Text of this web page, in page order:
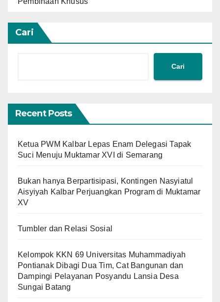
Cari
Cari
Recent Posts
Ketua PWM Kalbar Lepas Enam Delegasi Tapak
Suci Menuju Muktamar XVI di Semarang
Bukan hanya Berpartisipasi, Kontingen Nasyiatul
Aisyiyah Kalbar Perjuangkan Program di Muktamar
XV
Tumbler dan Relasi Sosial
Kelompok KKN 69 Universitas Muhammadiyah
Pontianak Dibagi Dua Tim, Cat Bangunan dan
Dampingi Pelayanan Posyandu Lansia Desa
Sungai Batang